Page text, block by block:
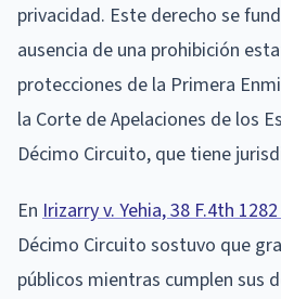
privacidad. Este derecho se
ausencia de una prohibición
protecciones de la Primera
la Corte de Apelaciones de los
Décimo Circuito, que tiene
En Irizarry v. Yehia, 38 F.4th
Décimo Circuito sostuvo que
públicos mientras cumplen sus